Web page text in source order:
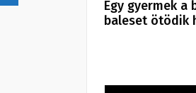
Egy gyermek a
baleset ötödik